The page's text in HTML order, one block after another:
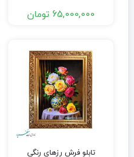
65,000,000 تومان
تابلو فرش رزهای رنگی